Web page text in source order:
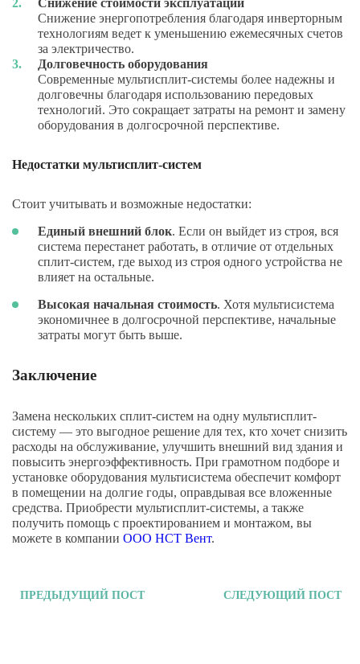
Снижение стоимости эксплуатации
Снижение энергопотребления благодаря инверторным
технологиям ведет к уменьшению ежемесячных счетов
за электричество.
Долговечность оборудования
Современные мультисплит-системы более надежны и
долговечны благодаря использованию передовых
технологий. Это сокращает затраты на ремонт и замену
оборудования в долгосрочной перспективе.
Недостатки мультисплит-систем
Стоит учитывать и возможные недостатки:
Единый внешний блок. Если он выйдет из строя, вся
система перестанет работать, в отличие от отдельных
сплит-систем, где выход из строя одного устройства не
влияет на остальные.
Высокая начальная стоимость. Хотя мультисистема
экономичнее в долгосрочной перспективе, начальные
затраты могут быть выше.
Заключение
Замена нескольких сплит-систем на одну мультисплит-
систему — это выгодное решение для тех, кто хочет снизить
расходы на обслуживание, улучшить внешний вид здания и
повысить энергоэффективность. При грамотном подборе и
установке оборудования мультисистема обеспечит комфорт
в помещении на долгие годы, оправдывая все вложенные
средства. Приобрести мультисплит-системы, а также
получить помощь с проектированием и монтажом, вы
можете в компании ООО НСТ Вент.
ПРЕДЫДУЩИЙ ПОСТ СЛЕДУЮЩИЙ ПОСТ